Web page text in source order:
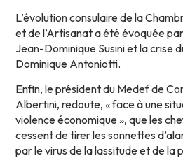
L’évolution consulaire de la
et de l’Artisanat a été évoquée
Jean-Dominique Susini et la crise
Dominique Antoniotti.
Enfin, le président du Medef de
Albertini, redoute, « face à une
violence économique », que les
cessent de tirer les sonnettes
par le virus de la lassitude et de la